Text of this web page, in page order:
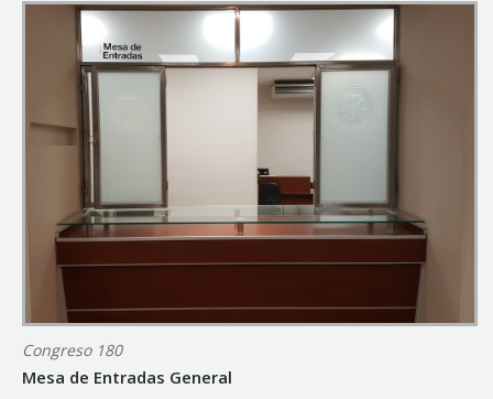
Congreso 180
Mesa de Entradas General